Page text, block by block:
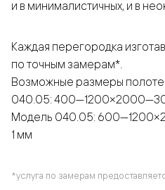
и в минималистичных, и в
Каждая перегородка
по точным замерам*.
Возможные размеры
040.05:
Модель 040.05:
1 мм
*услуга по замерам